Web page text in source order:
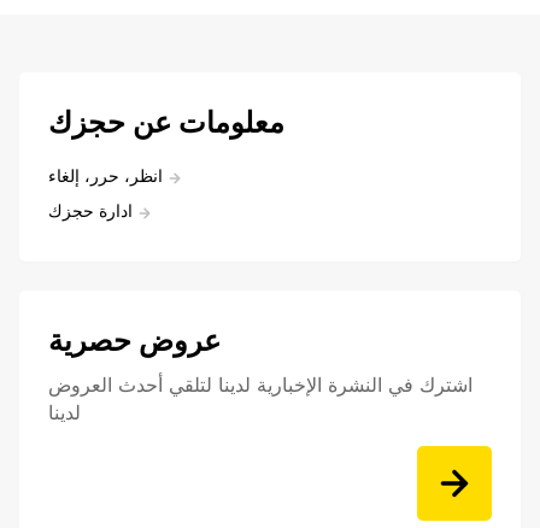
معلومات عن حجزك
انظر، حرر، إلغاء
ادارة حجزك
عروض حصرية
اشترك في النشرة الإخبارية لدينا لتلقي أحدث العروض
لدينا